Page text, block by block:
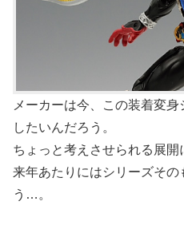
メーカーは今、この装着変
したいんだろう。
ちょっと考えさせられる展開
来年あたりにはシリーズそ
う…。